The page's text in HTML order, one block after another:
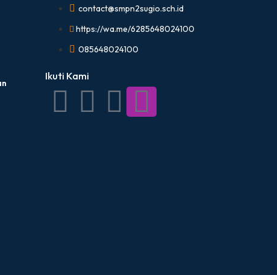
contact@smpn2sugio.sch.id
https://wa.me/6285648024100
085648024100
Ikuti Kami